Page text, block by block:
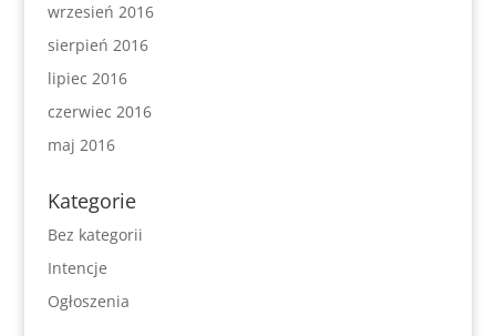
wrzesień 2016
sierpień 2016
lipiec 2016
czerwiec 2016
maj 2016
Kategorie
Bez kategorii
Intencje
Ogłoszenia